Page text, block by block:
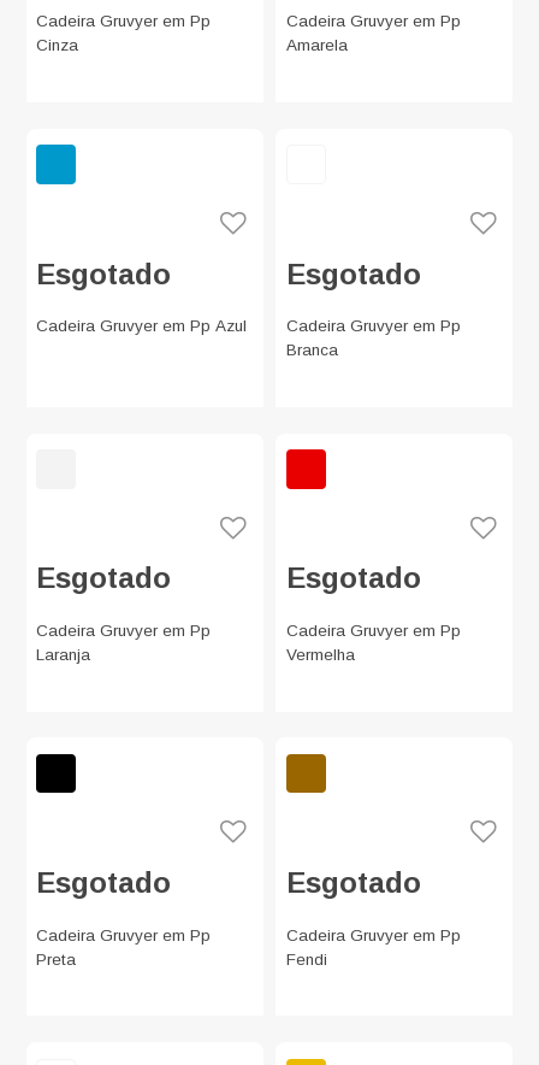
Cadeira Gruvyer em Pp
Cinza
Cadeira Gruvyer em Pp
Amarela
Esgotado
Cadeira Gruvyer em Pp Azul
Esgotado
Cadeira Gruvyer em Pp
Branca
Esgotado
Cadeira Gruvyer em Pp
Laranja
Esgotado
Cadeira Gruvyer em Pp
Vermelha
Esgotado
Cadeira Gruvyer em Pp
Preta
Esgotado
Cadeira Gruvyer em Pp
Fendi